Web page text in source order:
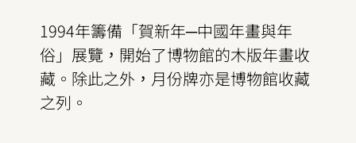
1994年籌備「賀新年─中國年畫與年
俗」展覽，開始了博物館的木版年畫收
藏。除此之外，月份牌亦是博物館收藏
之列。